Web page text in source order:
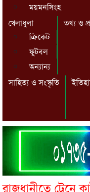
ময়মনসিংহ
খেলাধুলা
ক্রিকেট
ফুটবল
অন্যান্য
তথ্য ও
সাহিত্য ও সংস্কৃতি
রাজধানীতে ট্রেনে